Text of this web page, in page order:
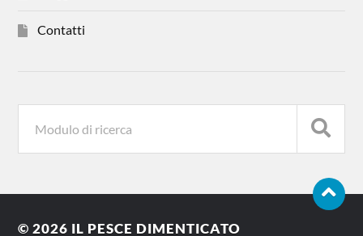
Contatti
© 2026 IL PESCE DIMENTICATO